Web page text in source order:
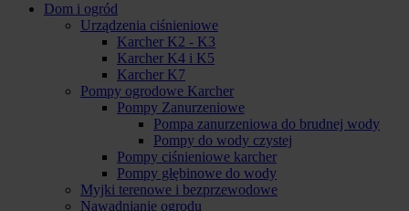
Dom i ogród
Urządzenia ciśnieniowe
Karcher K2 - K3
Karcher K4 i K5
Karcher K7
Pompy ogrodowe Karcher
Pompy Zanurzeniowe
Pompa zanurzeniowa do brudnej wody
Pompy do wody czystej
Pompy ciśnieniowe karcher
Pompy głębinowe do wody
Myjki terenowe i bezprzewodowe
Nawadnianie ogrodu